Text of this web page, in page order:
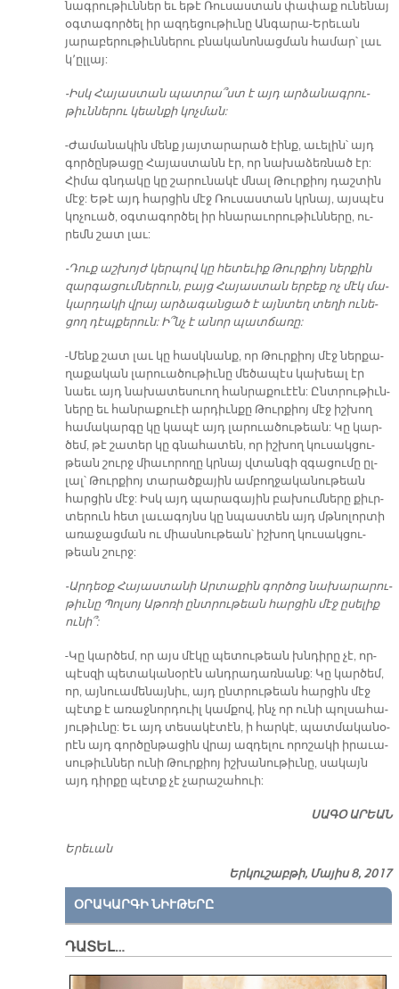
նագ­րու­թիւն­ներ եւ ե­թէ Ռուսաստան փափաք ունենայ
օգտա­գործել իր ազդեցութիւնը Անգարա-Երեւան
յարաբերութիւններու բնակա­նոնացման համար՝ լաւ
կ՚ըլլայ:
-Իսկ Հա­յաս­տան պատ­րա՞ստ է այդ ար­ձա­նագ­րու­
թիւն­նե­րու կեան­քի կոչ­ման:
-Ժա­մա­նա­կին մենք յայ­տա­րա­րած էինք, ա­ւե­լին՝ այդ
գոր­ծըն­թա­ցը Հա­յաս­տանն էր, որ նա­խա­ձեռ­նած էր:
Հի­մա գնդա­կը կը շա­րու­նա­կէ մնալ Թուր­քիոյ դաշ­տին
մէջ: Ե­թէ այդ հար­ցին մէջ Ռու­սաս­տան կրնայ, այս­պէս
կո­չուած, օգ­տա­գոր­ծել իր հնա­րա­ւո­րու­թիւն­նե­րը, ու­
րեմն շատ լաւ:
-Դուք աշ­խոյժ կեր­պով կը հե­տե­ւիք Թուր­քիոյ ներ­քին
զար­գա­ցում­նե­րուն, բայց Հա­յաս­տան եր­բեք ոչ մէկ մա­
կար­դա­կի վրայ ար­ձա­գան­ցած է այն­տեղ տե­ղի ու­նե­
ցող դէպ­քե­րուն: Ի՞նչ է ա­նոր պատ­ճա­ռը:
-Մենք շատ լաւ կը հասկ­նանք, որ Թուր­քիոյ մէջ ներ­քա­
ղա­քա­կան լա­րուա­ծու­թիւ­նը մե­ծա­պէս կա­խեալ էր
նաեւ այդ նա­խա­տե­սուող հան­րա­քուէէն: Ընտ­րու­թիւն­
նե­րը եւ հան­րա­քուէի ար­դիւն­քը Թուր­քիոյ մէջ իշ­խող
հա­մա­կար­գը կը կա­պէ այդ լա­րուա­ծու­թեան: Կը կար­
ծեմ, թէ շա­տեր կը գնա­հա­տեն, որ իշ­խող կու­սակ­ցու­
թեան շուրջ միա­ւո­րո­ղը կրնայ վտան­գի զգա­ցու­մը ըլ­
լալ՝ Թուր­քիոյ տա­րած­քա­յին ամ­բող­ջա­կա­նու­թեան
հար­ցին մէջ: Իսկ այդ պա­րա­գա­յին բա­խում­նե­րը քիւր­
տե­րուն հետ լա­ւա­գոյնս կը նպաս­տեն այդ մթնո­լոր­տի
ա­ռա­ջաց­ման ու միաս­նու­թեան՝ իշ­խող կու­սակ­ցու­
թեան շուրջ:
-Ար­դեօք Հա­յաս­տա­նի Ար­տա­քին գոր­ծոց նա­խա­րա­րու­
թիւ­նը Պոլ­սոյ Ա­թո­ռի ընտ­րու­թեան հար­ցին մէջ ը­սե­լիք
ու­նի՞:
-Կը կար­ծեմ, որ այս մէ­կը պե­տու­թեան խնդի­րը չէ, որ­
պէս­զի պե­տա­կա­նօ­րէն անդ­րա­դառ­նանք: Կը կար­ծեմ,
որ, այ­նուա­մե­նայ­նիւ, այդ ընտ­րու­թեան հար­ցին մէջ
պէտք է ա­ռաջնորդուիլ կամ­քով, ինչ որ ու­նի պոլ­սա­հա­
յու­թիւ­նը: Եւ այդ տե­սա­կէ­տէն, ի հար­կէ, պատ­մա­կա­նօ­
րէն այդ գոր­ծըն­թա­ցին վրայ ազ­դե­լու ո­րո­շա­կի ի­րա­ւա­
սու­թիւն­ներ ու­նի Թուր­քիոյ իշ­խա­նու­թիւ­նը, սա­կայն
այդ դիր­քը պէտք չէ չա­րա­շա­հուի:
ՍԱԳՕ ԱՐԵԱՆ
Ե­րե­ւան
Երկուշաբթի, Մայիս 8, 2017
ՕՐԱԿԱՐԳԻ ՆԻՒԹԵՐԸ
ԴԱՏԵԼ…